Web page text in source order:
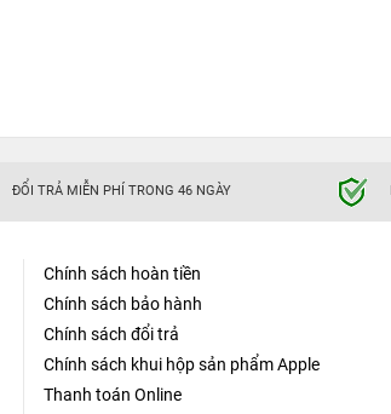
ĐỔI TRẢ MIỄN PHÍ TRONG 46 NGÀY
Chính sách hoàn tiền
Chính sách bảo hành
Chính sách đổi trả
Chính sách khui hộp sản phẩm Apple
Thanh toán Online